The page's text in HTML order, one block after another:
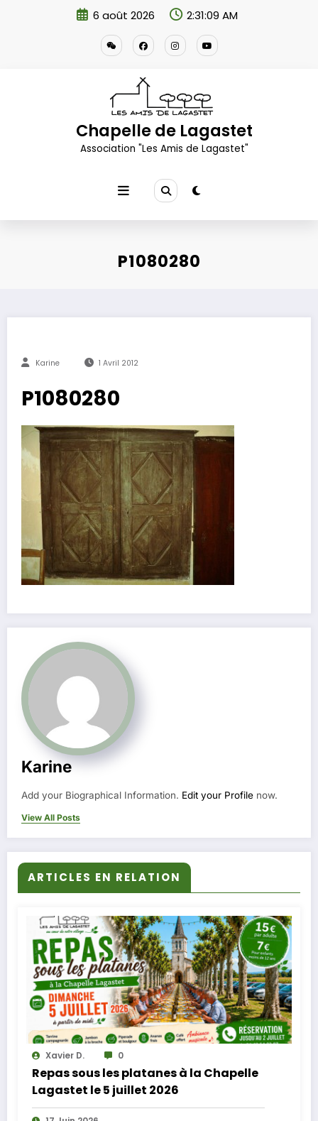
6 août 2026 2:31:10 AM
Chapelle de Lagastet
Association "Les Amis de Lagastet"
P1080280
Karine 1 Avril 2012
P1080280
Karine
Add your Biographical Information. Edit your Profile now.
View All Posts
ARTICLES EN RELATION
Xavier D. 0
Repas sous les platanes à la Chapelle
Lagastet le 5 juillet 2026